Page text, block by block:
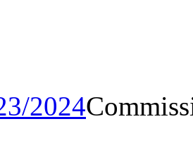
Saison 2023/